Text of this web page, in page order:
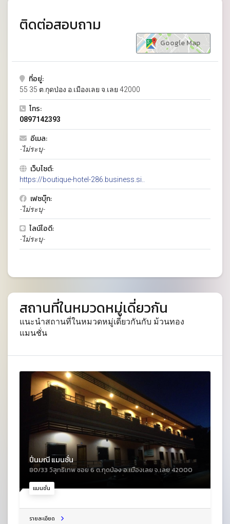
ติดต่อสอบถาม
Google Map
ที่อยู่:
55 35 ต.กุดป่อง อ.เมืองเลย จ.เลย 42000
โทร:
0897142393
อีเมล:
-ไม่ระบุ-
เว็บไซต์:
https://boutique-hotel-286.business.si..
เฟซบุ๊ก:
-ไม่ระบุ-
ไลน์ไอดี:
-ไม่ระบุ-
สถานที่ในหมวดหมู่เดี่ยวกัน
แนะนำสถานที่ในหมวดหมู่เดี่ยวกันกับ ม้วนทอง
แมนชั่น
แมนชั่น
ปิ่นมณี แมนชั่น
80/33 วิสุทธิเทพ ซอย 6 ต.กุดป่อง อ.เมืองเลย จ.เลย 42000
รายละเอียด